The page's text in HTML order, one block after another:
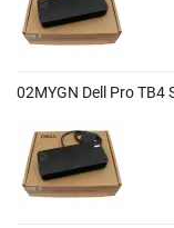
02MYGN Dell Pro TB4